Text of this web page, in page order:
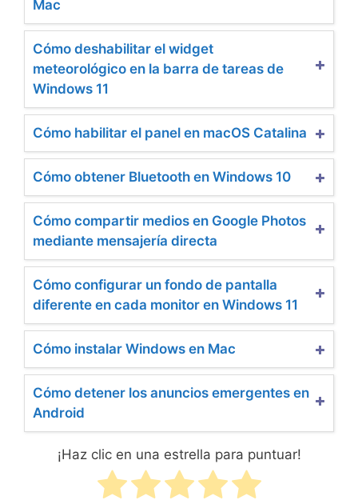
Mac
Cómo deshabilitar el widget
meteorológico en la barra de tareas de
Windows 11
Cómo habilitar el panel en macOS Catalina
Cómo obtener Bluetooth en Windows 10
Cómo compartir medios en Google Photos
mediante mensajería directa
Cómo configurar un fondo de pantalla
diferente en cada monitor en Windows 11
Cómo instalar Windows en Mac
Cómo detener los anuncios emergentes en
Android
¡Haz clic en una estrella para puntuar!